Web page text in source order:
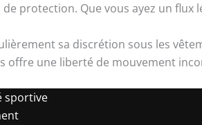
protection. Que vous ayez un flux
sa discrétion sous les
offre une liberté de mouvement
sportive